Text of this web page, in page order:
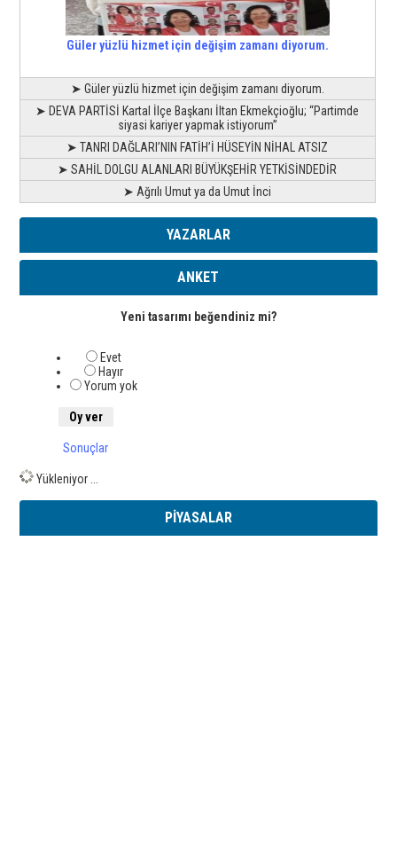
Güler yüzlü hizmet için değişim zamanı diyorum.
➤ Güler yüzlü hizmet için değişim zamanı diyorum.
➤ DEVA PARTİSİ Kartal İlçe Başkanı İltan Ekmekçioğlu; “Partimde
siyasi kariyer yapmak istiyorum”
➤ TANRI DAĞLARI’NIN FATİH’İ HÜSEYİN NİHAL ATSIZ
➤ SAHİL DOLGU ALANLARI BÜYÜKŞEHİR YETKİSİNDEDİR
➤ Ağrılı Umut ya da Umut İnci
YAZARLAR
ANKET
Yeni tasarımı beğendiniz mi?
Evet
Hayır
Yorum yok
Sonuçlar
Yükleniyor ...
PİYASALAR